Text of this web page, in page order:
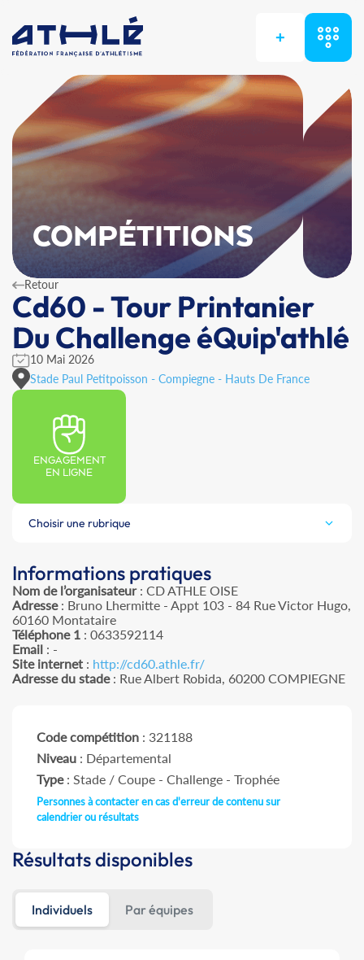
+
COMPÉTITIONS
Retour
Cd60 - Tour Printanier
Du Challenge éQuip'athlé
10 Mai 2026
Stade Paul Petitpoisson - Compiegne - Hauts De France
ENGAGEMENT
EN LIGNE
Choisir une rubrique
Informations pratiques
Nom de l’organisateur: CD ATHLE OISE
Adresse: Bruno Lhermitte - Appt 103 - 84 Rue Victor Hugo,
60160 Montataire
Téléphone 1 : 0633592114
Email : -
Site internet : http://cd60.athle.fr/
Adresse du stade: Rue Albert Robida, 60200 COMPIEGNE
Code compétition : 321188
Niveau : Départemental
Type: Stade / Coupe - Challenge - Trophée
Personnes à contacter en cas d'erreur de contenu sur
calendrier ou résultats
Résultats disponibles
Individuels Par équipes